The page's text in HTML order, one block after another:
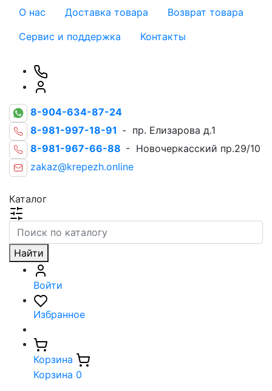
О нас Доставка товара
Возврат товара
Сервис и поддержка
Контакты
8-904-634-87-24
8-981-997-18-91 - пр. Елизарова д.1
8-981-967-66-88 - Новочеркасский пр.29/10
zakaz@krepezh.online
Каталог
Найти
Войти
Избранное
Корзина
Корзина 0